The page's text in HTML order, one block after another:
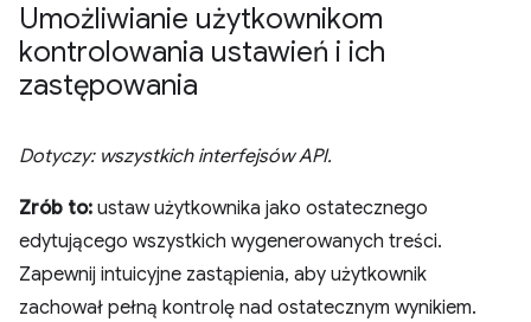
Umożliwianie użytkownikom
kontrolowania ustawień i ich
zastępowania
Dotyczy: wszystkich interfejsów API.
Zrób to: ustaw użytkownika jako ostatecznego
edytującego wszystkich wygenerowanych treści.
Zapewnij intuicyjne zastąpienia, aby użytkownik
zachował pełną kontrolę nad ostatecznym wynikiem.